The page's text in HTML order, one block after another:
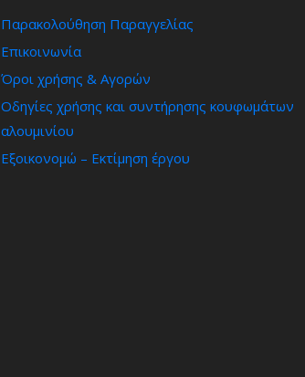
Παρακολούθηση Παραγγελίας
Επικοινωνία
Όροι χρήσης & Αγορών
Οδηγίες χρήσης και συντήρησης κουφωμάτων
αλουμινίου
Εξοικονομώ – Εκτίμηση έργου